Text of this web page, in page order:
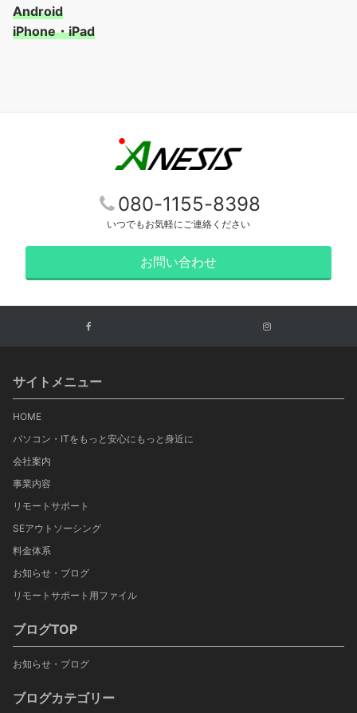
Android
iPhone・iPad
080-1155-8398
いつでもお気軽にご連絡ください
お問い合わせ
サイトメニュー
HOME
パソコン・ITをもっと安心にもっと身近に
会社案内
事業内容
リモートサポート
SEアウトソーシング
料金体系
お知らせ・ブログ
リモートサポート用ファイル
ブログTOP
お知らせ・ブログ
ブログカテゴリー